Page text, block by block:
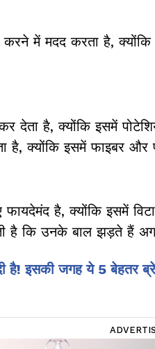
में मदद करता है,
देता है, क्योंकि इसमें
क्योंकि इसमें फाइबर और
है, क्योंकि इसमें
है कि उनके बाल झड़ते हैं
है! इसकी जगह ये 5